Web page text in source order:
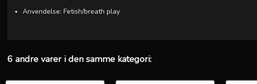
Anvendelse: Fetish/breath play
6 andre varer i den samme kategori: